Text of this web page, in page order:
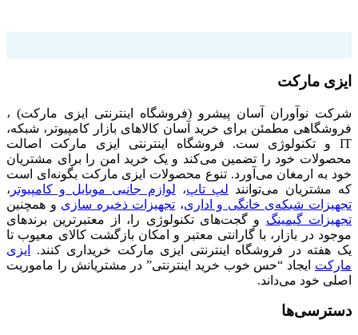
ایزی مارکت
شرکت نوآوران آسان پیشرو (فروشگاه اینترنتی ایزی مارکت) ،
فروشگاهی مطمئن برای خرید آسان کالاهای بازار کامپیوتر، شبکه،
IT و تکنولوژی ست. فروشگاه اینترنتی ایزی مارکت اصالت
محصولات خود را تضمین می‌کند و یک خرید امن را برای مشتریان
خود به ارمغان می‌آورد. تنوع محصولات ایزی مارکت بگونه‌ای است
که مشتریان می‌توانند لپ تاپ، لوازم جانبی موبایل و کامپیوتر ،
تجهیزات شبکه‌ی خانگی و اداری، تجهیزات ذخیره سازی و همچنین
تجهیزات گیمینگ و گجت‌های تکنولوژی را، از معتبرترین برندهای
موجود در بازار، با گارانتی معتبر و امکان بازگشت کالای معیوب تا
یک هفته در فروشگاه اینترنتی ایزی مارکت خریداری کنند.
ایزی
مارکت ایجاد “حس خوب خرید اینترنتی” در مشتریانش را ماموریت
اصلی خود می‌داند.
دسترسی‌ها